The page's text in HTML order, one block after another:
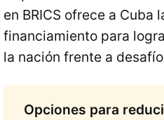
en BRICS ofrece a
financiamiento para
la nación frente a
Opciones para